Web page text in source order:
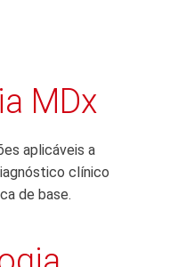
MDx
aplicáveis a
clínico
de base.